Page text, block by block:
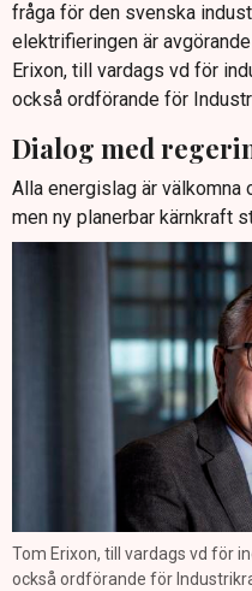
fråga för den svenska
elektrifieringen är
Erixon, till vardags vd för
också ordförande för
Dialog med
Alla energislag är välkomna
men ny planerbar kärnkraft
Tom Erixon, till vardags vd för
också ordförande för